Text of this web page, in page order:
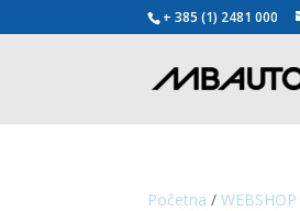
+ 385 (1) 2481 000
Početna /WEBSHOP